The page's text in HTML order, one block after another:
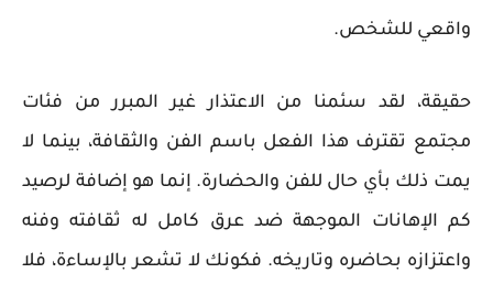
واقعي للشخص.
حقيقة، لقد سئمنا من الاعتذار غير المبرر من فئات
مجتمع تقترف هذا الفعل باسم الفن والثقافة، بينما لا
يمت ذلك بأي حال للفن والحضارة. إنما هو إضافة لرصيد
كم الإهانات الموجهة ضد عرق كامل له ثقافته وفنه
واعتزازه بحاضره وتاريخه. فكونك لا تشعر بالإساءة، فلا